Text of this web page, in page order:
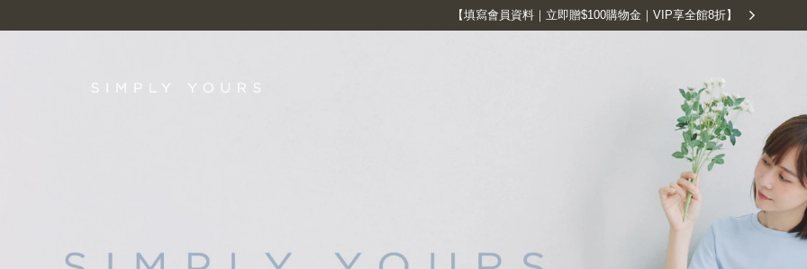
【填寫會員資料｜立即贈$100購物金｜VIP享全館8折】